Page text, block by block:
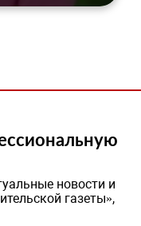
новости и
газеты»,